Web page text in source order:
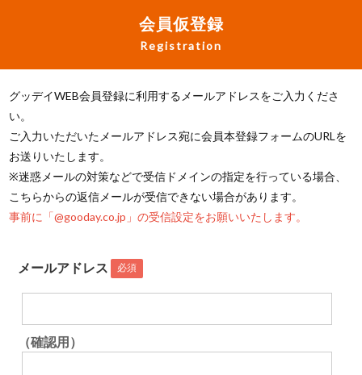
会員仮登録
Registration
グッデイWEB会員登録に利用するメールアドレスをご入力くださ
い。
ご入力いただいたメールアドレス宛に会員本登録フォームのURLを
お送りいたします。
※迷惑メールの対策などで受信ドメインの指定を行っている場合、
こちらからの返信メールが受信できない場合があります。
事前に「@gooday.co.jp」の受信設定をお願いいたします。
メールアドレス 必須
（確認用）